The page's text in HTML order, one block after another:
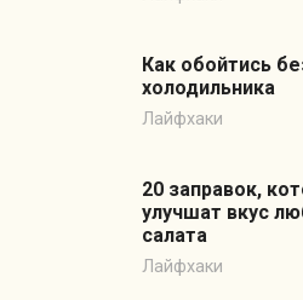
Как обойтись
холодильника
Лайфхаки
20 заправок,
улучшат вкус
салата
Лайфхаки